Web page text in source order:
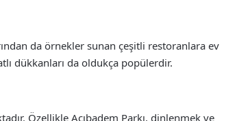
da örnekler sunan çeşitli restoranlara ev
dükkanları da oldukça popülerdir.
Özellikle Acıbadem Parkı, dinlenmek ve